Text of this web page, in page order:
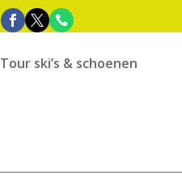
Tour ski’s & schoenen